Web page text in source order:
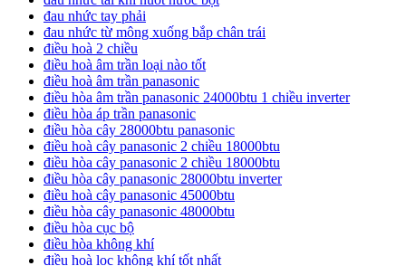
đau nhức tay phải
đau nhức từ mông xuống bắp chân trái
điều hoà 2 chiều
điều hoà âm trần loại nào tốt
điều hoà âm trần panasonic
điều hòa âm trần panasonic 24000btu 1 chiều inverter
điều hòa áp trần panasonic
điều hòa cây 28000btu panasonic
điều hoà cây panasonic 2 chiều 18000btu
điều hòa cây panasonic 2 chiều 18000btu
điều hòa cây panasonic 28000btu inverter
điều hoà cây panasonic 45000btu
điều hòa cây panasonic 48000btu
điều hòa cục bộ
điều hòa không khí
điều hoà lọc không khí tốt nhất